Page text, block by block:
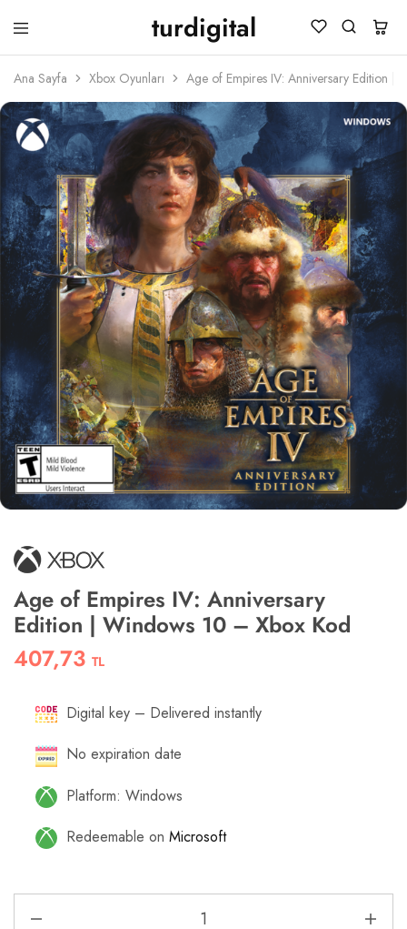
turdigital
TURDIGITAL
Dijital
Kartları
Oyun
Kartları
&
Üyelik
Paketleri
Ana Sayfa Xbox Oyunları Age of Empires IV: Anniversary Edition |
Age of Empires IV: Anniversary
Edition | Windows 10 – Xbox Kod
407,73 TL
Digital key – Delivered instantly
No expiration date
Platform: Windows
Redeemable on Microsoft